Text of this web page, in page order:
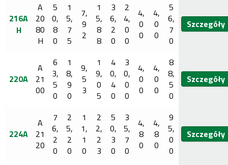
216A
H
A
20
80
H
5
0,
8
0
1
5,
7
5
7,
9
2
1
5,
8
8
3
6,
2
0
2
4,
0
0
4,
0
0
4,
0
0
5
6,
7
0
Szczegóły
220A
A
21
00
6
3,
5
0
1
8,
9
0
9,
5
3
1
9,
0
5
4
0,
4
0
3
0,
0
0
4,
0
0
4,
0
0
8
8,
5
0
Szczegóły
224A
A
21
20
7
6,
2
0
2
5,
2
0
1
1,
1
0
2
2,
2
3
5
0,
3
0
3
5,
7
0
4,
8
0
4,
8
0
9
5,
0
0
Szczegóły